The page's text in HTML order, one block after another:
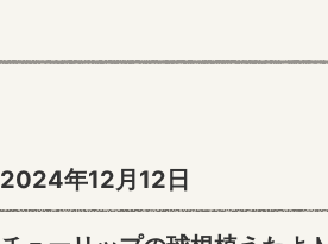
2024年12月12日